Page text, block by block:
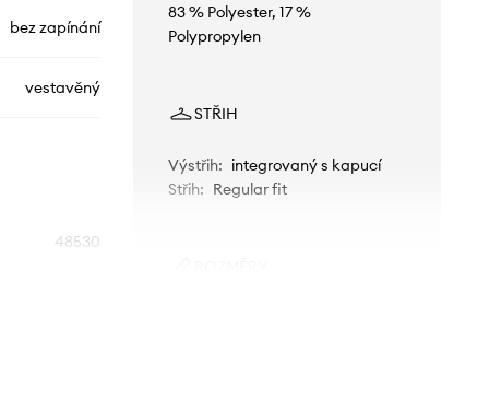
bez zapínání
vestavěný
48530
83 % Polyester, 17 %
Polypropylen
STŘIH
Výstřih: integrovaný s kapucí
Střih: Regular fit